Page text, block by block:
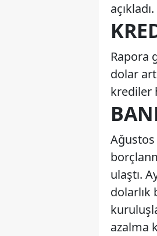
açıkladı.
Rapora
dolar
krediler
Ağustos
ulaştı.
dolarlık
azalma